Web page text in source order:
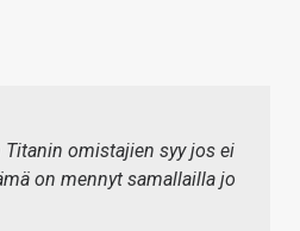
omistajien syy jos ei
on mennyt samallailla jo